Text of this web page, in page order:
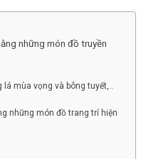
những món đồ truyền
lá mùa vọng và bông tuyết,..
những món đồ trang trí hiện